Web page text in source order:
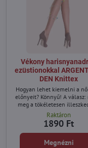
Vékony
ezüstionokkal
DEN Knittex
Hogyan lehet kiemelni a
előnyeit? Könnyű! A válasz:
meg a tökéletesen
kényelmes harisnyát
ezüstionokkal. A stílust és
tökéletes megjelenést
Argenta félmatt harisnya
hiányozhat a
Raktáron
1890 Ft
Megnézni